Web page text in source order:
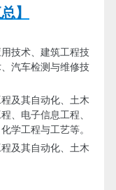
】
技术、建筑工程技
汽车检测与维修技
及其自动化、土木
、电子信息工程、
学工程与工艺等。
及其自动化、土木